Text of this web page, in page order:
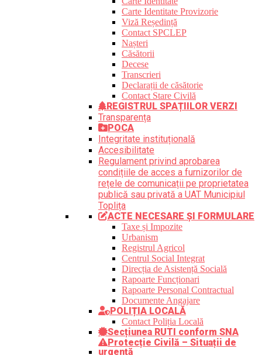
Carte Identitate Provizorie
Viză Reședință
Contact SPCLEP
Nașteri
Căsătorii
Decese
Transcrieri
Declarații de căsătorie
Contact Stare Civilă
REGISTRUL SPAȚIILOR VERZI
Transparența
POCA
Integritate instituțională
Accesibilitate
Regulament privind aprobarea
condițiile de acces a furnizorilor de
rețele de comunicații pe proprietatea
publică sau privată a UAT Municipiul
Toplița
ACTE NECESARE ȘI FORMULARE
Taxe și Impozite
Urbanism
Registrul Agricol
Centrul Social Integrat
Direcția de Asistență Socială
Rapoarte Funcționari
Rapoarte Personal Contractual
Documente Angajare
POLIȚIA LOCALĂ
Contact Poliția Locală
Secțiunea RUTI conform SNA
Protecție Civilă – Situații de
urgență